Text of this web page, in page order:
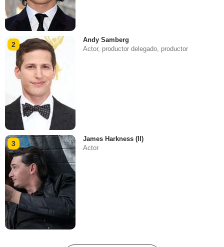
2
Andy Samberg
Actor, productor delegado, productor
3
James Harkness (II)
Actor